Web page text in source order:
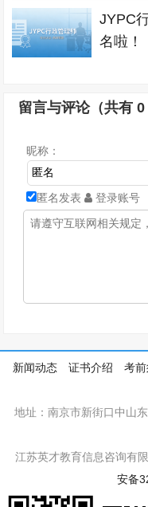
JYPC
名啦！
留言与评论（共有0
昵称：
匿名发表 登录账号
新闻动态 证书介绍 考
地址：南京市新街口中山
江苏英才教育信息咨询有
安备